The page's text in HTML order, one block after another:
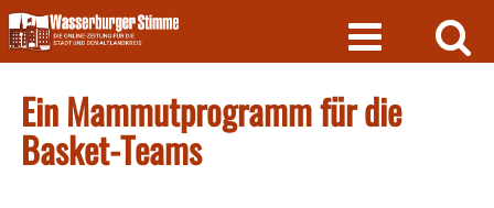
Skip
to
content
Ein Mammutprogramm für die
Basket-Teams